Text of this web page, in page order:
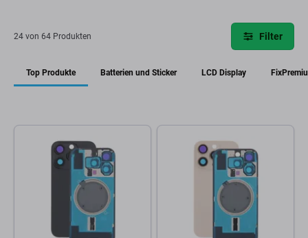
24 von 64 Produkten Filter
Top Produkte Batterien und Sticker LCD Display